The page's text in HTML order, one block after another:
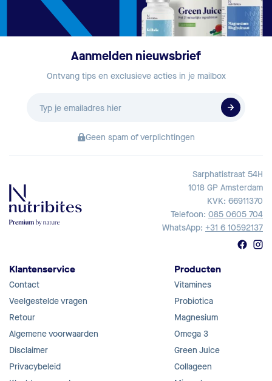
Aanmelden nieuwsbrief
Ontvang tips en exclusieve acties in je mailbox
Geen spam of verplichtingen
Sarphatistraat 54H
1018 GP Amsterdam
KVK: 66911370
Telefoon: 085 0605 704
WhatsApp: +31 6 10592137
Klantenservice
Contact
Veelgestelde vragen
Retour
Algemene voorwaarden
Disclaimer
Privacybeleid
Producten
Vitamines
Probiotica
Magnesium
Omega 3
Green Juice
Collageen